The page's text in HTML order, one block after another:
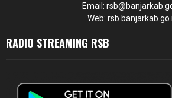
Email:
Web:
RADIO STREAMING RSB